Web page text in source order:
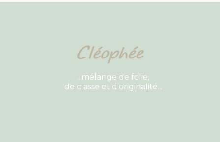
...mélange de folie,
de classe et d'originalité...